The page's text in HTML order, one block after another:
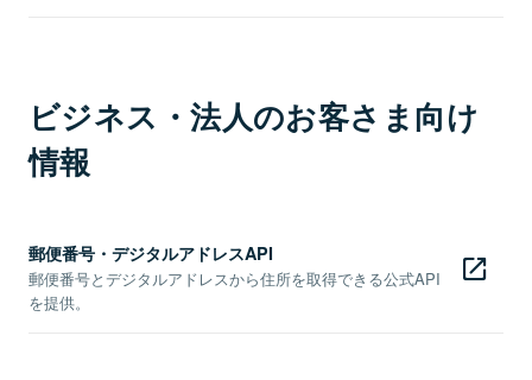
ビジネス・法人のお客さま向け
情報
郵便番号・デジタルアドレスAPI
郵便番号とデジタルアドレスから住所を取得できる公式API
を提供。